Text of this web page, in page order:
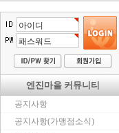
엔진마을 커뮤니티
공지사항
공지사항(가맹점소식)